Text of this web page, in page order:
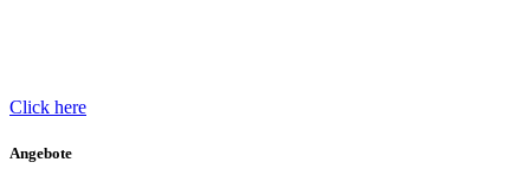
Click here
Angebote